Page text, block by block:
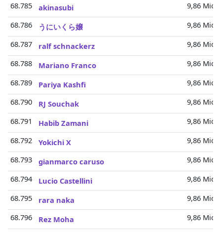
68.785
akinasubi
9,86 Mio.
68.786
うにいくら嬢
9,86 Mio.
68.787
ralf schnackerz
9,86 Mio.
68.788
Mariano Franco
9,86 Mio.
68.789
Pariya Kashfi
9,86 Mio.
68.790
RJ Souchak
9,86 Mio.
68.791
Habib Zamani
9,86 Mio.
68.792
Yokichi X
9,86 Mio.
68.793
gianmarco caruso
9,86 Mio.
68.794
Lucio Castellini
9,86 Mio.
68.795
rara naka
9,86 Mio.
68.796
Rez Moha
9,86 Mio.